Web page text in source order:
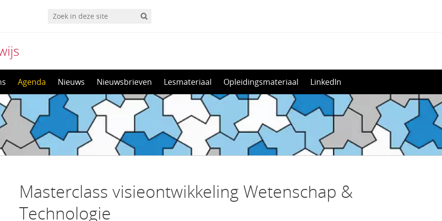
Agenda Nieuws Nieuwsbrieven Lesmateriaal Opleidingsmateriaal LinkedIn
Masterclass visieontwikkeling Wetenschap &
Technologie